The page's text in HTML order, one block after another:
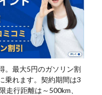
。最大5円のガソリン割
乗れます。契約期間は3
走行距離は～500km、